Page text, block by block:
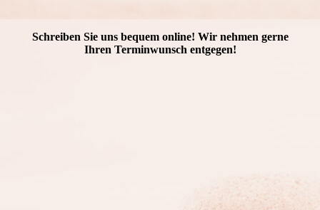
Schreiben Sie uns bequem online! Wir nehmen gerne
Ihren Terminwunsch entgegen!